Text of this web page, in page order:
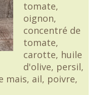
tomate,
oignon,
concentré de
tomate,
carotte, huile
d'olive, persil,
mais, ail, poivre,